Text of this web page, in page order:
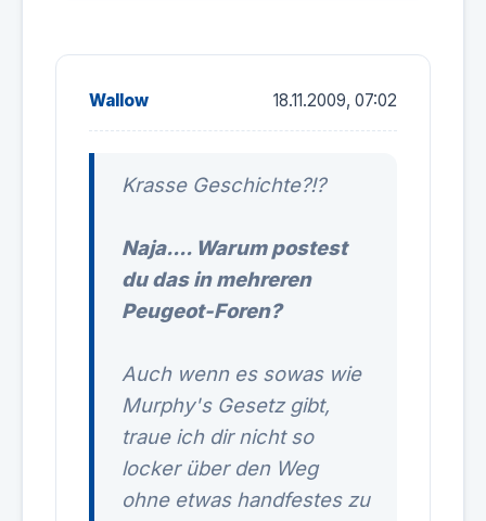
Wallow 18.11.2009, 07:02
Krasse Geschichte?!?
Naja.... Warum postest
du das in mehreren
Peugeot-Foren?
Auch wenn es sowas wie
Murphy's Gesetz gibt,
traue ich dir nicht so
locker über den Weg
ohne etwas handfestes zu